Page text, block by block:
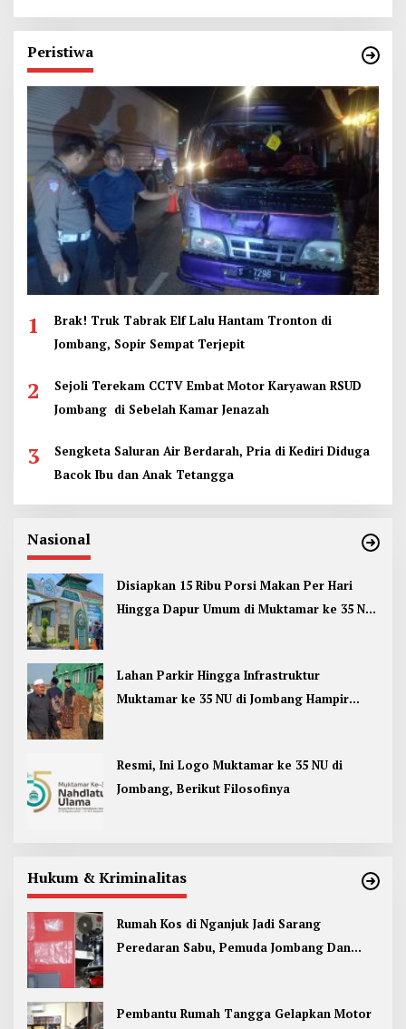
Peristiwa
1
Brak! Truk Tabrak Elf Lalu Hantam Tronton di
Jombang, Sopir Sempat Terjepit
2
Sejoli Terekam CCTV Embat Motor Karyawan RSUD
Jombang di Sebelah Kamar Jenazah
3
Sengketa Saluran Air Berdarah, Pria di Kediri Diduga
Bacok Ibu dan Anak Tetangga
Nasional
Disiapkan 15 Ribu Porsi Makan Per Hari
Hingga Dapur Umum di Muktamar ke 35 NU
Lahan Parkir Hingga Infrastruktur
Muktamar ke 35 NU di Jombang Hampir
Resmi, Ini Logo Muktamar ke 35 NU di
Jombang, Berikut Filosofinya
Hukum & Kriminalitas
Rumah Kos di Nganjuk Jadi Sarang
Peredaran Sabu, Pemuda Jombang Dan
Pembantu Rumah Tangga Gelapkan Motor